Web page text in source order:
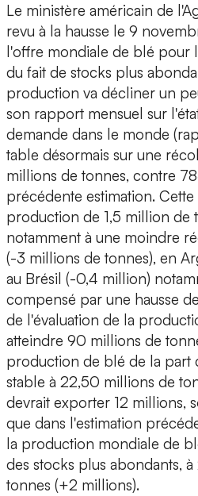
Le ministère américain de
revu à la hausse le 9
l'offre mondiale de blé pour
du fait de stocks plus
production va décliner un
son rapport mensuel sur
demande dans le monde
table désormais sur une
millions de tonnes, contre
précédente estimation.
production de 1,5 million de
notamment à une moindre
(-3 millions de tonnes), en
au Brésil (-0,4 million)
compensé par une hausse
de l'évaluation de la
atteindre 90 millions de
production de blé de la part
stable à 22,50 millions de
devrait exporter 12 millions,
que dans l'estimation
la production mondiale de
des stocks plus abondants,
tonnes (+2 millions).